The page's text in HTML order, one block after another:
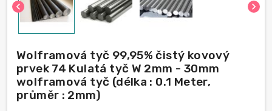
chevron_left chevron_right
Wolframová tyč 99,95% čistý kovový
prvek 74 Kulatá tyč W 2mm - 30mm
wolframová tyč (délka : 0.1 Meter,
průměr : 2mm)